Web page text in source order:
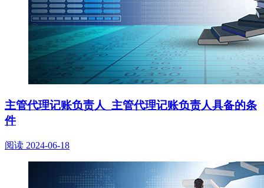
主管代理记账负责人_主管代理记账负责人具备的条
件
阅读 2024-06-18